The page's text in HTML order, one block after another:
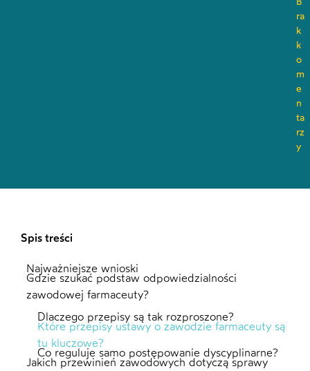
ra
k
k
o
m
e
n
ta
rz
y
Spis treści
Najważniejsze wnioski
Gdzie szukać podstaw odpowiedzialności
zawodowej farmaceuty?
Dlaczego przepisy są tak rozproszone?
Które przepisy ustawy o zawodzie farmaceuty są
tu kluczowe?
Co reguluje samo postępowanie dyscyplinarne?
Jakich przewinień zawodowych dotyczą sprawy